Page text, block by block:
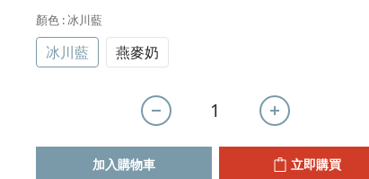
顏色 : 冰川藍
冰川藍 燕麥奶
加入購物車 立即購買